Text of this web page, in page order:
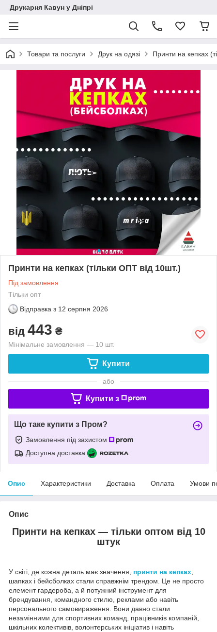
Друкарня Кавун у Дніпрі
Товари та послуги Друк на одязі Принти на кепках
Принти на кепках (тільки ОПТ від 10шт.)
Під замовлення
Тільки опт
Відправка з 12 серпня 2026
від 443 ₴
Мінімальне замовлення — 10 шт.
Купити
або
Купити з
Що таке купити з Пром?
Замовлення під захистом
Доступна доставка
Опис Характеристики Доставка Оплата Умови
Опис
Принти на кепках — тільки оптом від 10
штук
У світі, де кожна деталь має значення, принти на кепках,
шапках і бейсболках стали справжнім трендом. Це не просто
елемент гардероба, а й потужний інструмент для
брендування, командного стилю, реклами або навіть
персонального самовираження. Вони давно стали
незамінними для спортивних команд, працівників компаній,
шкільних колективів, волонтерських ініціатив і навіть